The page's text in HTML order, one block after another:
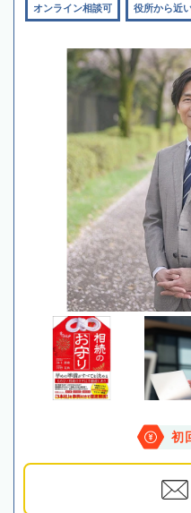
オンライン相談可 役所から近
初